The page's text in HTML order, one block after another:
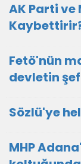
AK Parti ve
Fetö'nün
devletin
Sözlü'ye
MHP